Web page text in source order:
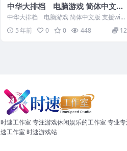
中华大排档 电脑游戏 简体中文版
支援win11 win10 win7
中华大排档 电脑游戏 简体中文版 支援win
11 win10 win7 &nbs...
5 年前 0 0 448 12
时速工作室 专注游戏休闲娱乐的工作室 专业
速工作室 时速游戏站